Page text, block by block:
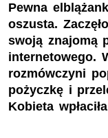
Pewna
oszusta.
swoją znajomą
internetowego.
rozmówczyni
pożyczkę i
Kobieta